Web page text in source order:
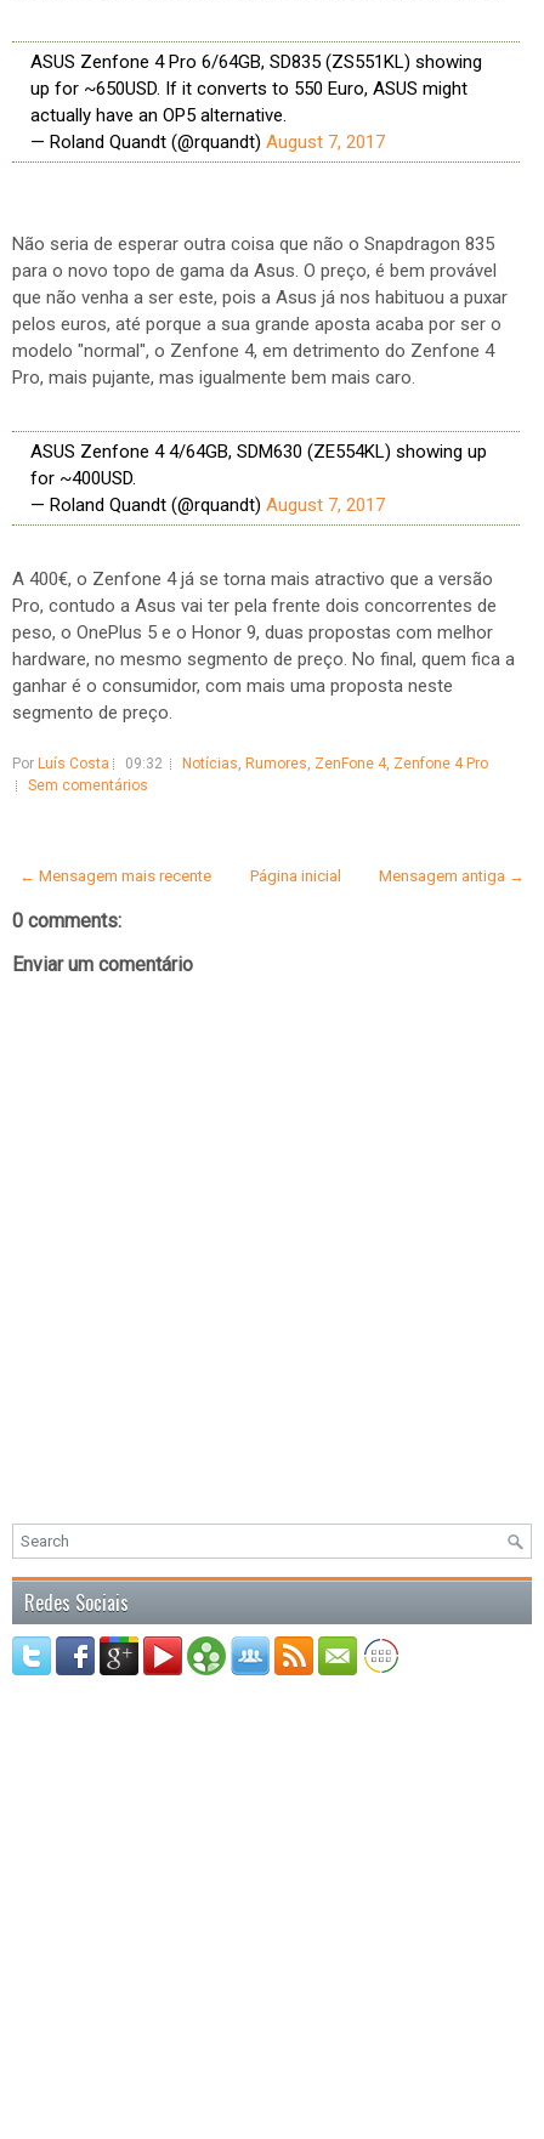
ASUS Zenfone 4 Pro 6/64GB, SD835 (ZS551KL) showing
up for ~650USD. If it converts to 550 Euro, ASUS might
actually have an OP5 alternative.
— Roland Quandt (@rquandt) August 7, 2017
Não seria de esperar outra coisa que não o Snapdragon 835
para o novo topo de gama da Asus. O preço, é bem provável
que não venha a ser este, pois a Asus já nos habituou a puxar
pelos euros, até porque a sua grande aposta acaba por ser o
modelo "normal", o Zenfone 4, em detrimento do Zenfone 4
Pro, mais pujante, mas igualmente bem mais caro.
ASUS Zenfone 4 4/64GB, SDM630 (ZE554KL) showing up
for ~400USD.
— Roland Quandt (@rquandt) August 7, 2017
A 400€, o Zenfone 4 já se torna mais atractivo que a versão
Pro, contudo a Asus vai ter pela frente dois concorrentes de
peso, o OnePlus 5 e o Honor 9, duas propostas com melhor
hardware, no mesmo segmento de preço. No final, quem fica a
ganhar é o consumidor, com mais uma proposta neste
segmento de preço.
Por Luís Costa 09:32 Notícias, Rumores, ZenFone 4, Zenfone 4 Pro
Sem comentários
← Mensagem mais recente Mensagem antiga →
Página inicial
0 comments:
Enviar um comentário
Redes Sociais